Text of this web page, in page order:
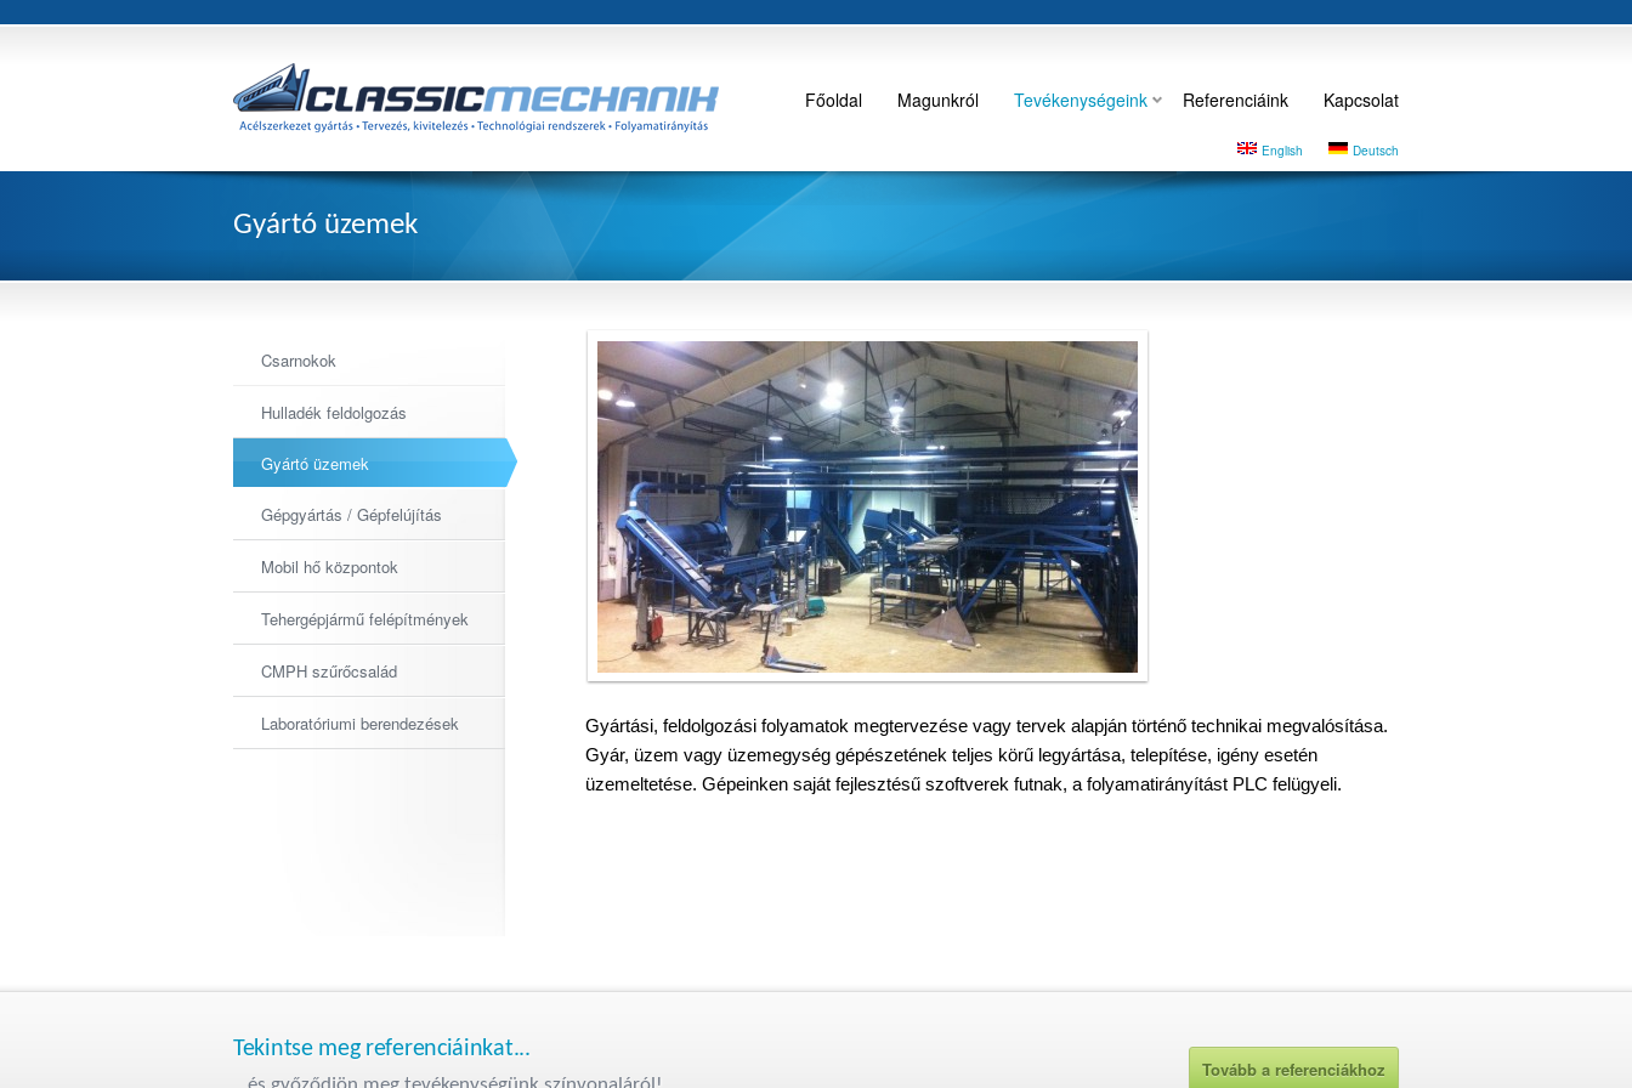
Főoldal Magunkról Tevékenységeink Referenciáink Kapcsolat
English Deutsch
Gyártó üzemek
Csarnokok
Hulladék feldolgozás
Gyártó üzemek
Gépgyártás / Gépfelújítás
Mobil hő központok
Tehergépjármű felépítmények
CMPH szűrőcsalád
Laboratóriumi berendezések
Gyártási, feldolgozási folyamatok megtervezése vagy tervek alapján történő technikai megvalósítása.
Gyár, üzem vagy üzemegység gépészetének teljes körű legyártása, telepítése, igény esetén
üzemeltetése. Gépeinken saját fejlesztésű szoftverek futnak, a folyamatirányítást PLC felügyeli.
Tekintse meg referenciáinkat...
Tovább a referenciákhoz